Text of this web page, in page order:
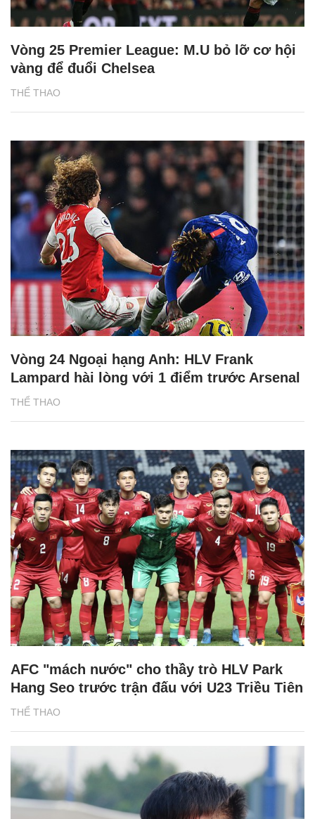
THỂ THAO
Vòng 25 Premier League: M.U bỏ lỡ cơ hội
vàng để đuổi Chelsea
THỂ THAO
Vòng 24 Ngoại hạng Anh: HLV Frank
Lampard hài lòng với 1 điểm trước Arsenal
THỂ THAO
AFC "mách nước" cho thầy trò HLV Park
Hang Seo trước trận đấu với U23 Triều Tiên